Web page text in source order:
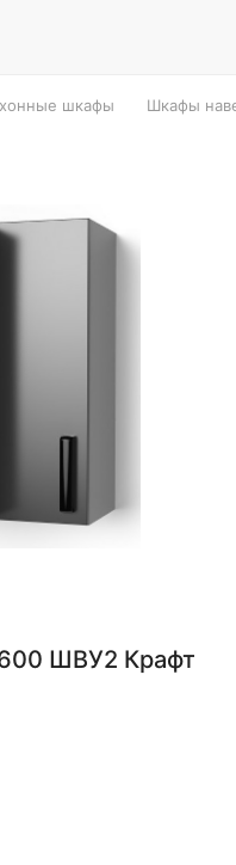
шкафы Шкафы
ШВУ2 Крафт